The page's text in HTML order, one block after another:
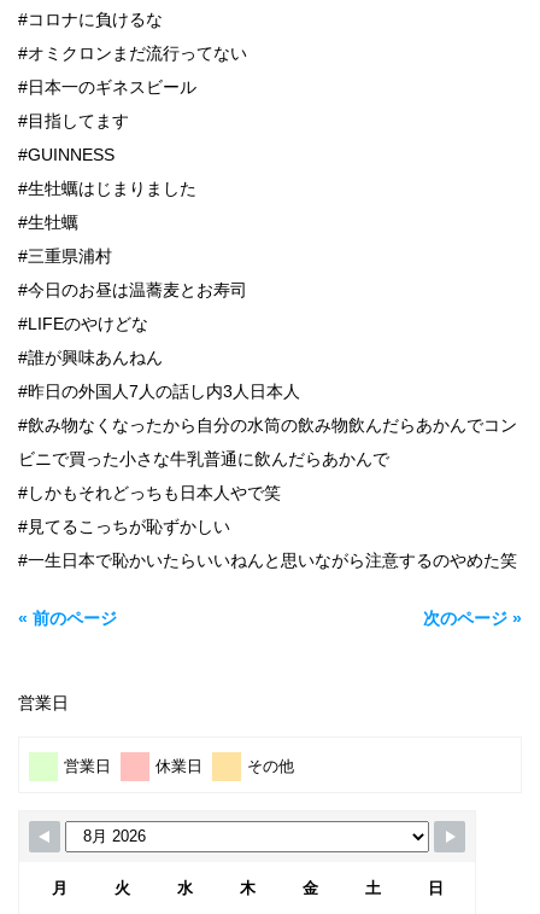
#コロナに負けるな
#オミクロンまだ流行ってない
#日本一のギネスビール
#目指してます
#GUINNESS
#生牡蠣はじまりました
#生牡蠣
#三重県浦村
#今日のお昼は温蕎麦とお寿司
#LIFEのやけどな
#誰が興味あんねん
#昨日の外国人7人の話し内3人日本人
#飲み物なくなったから自分の水筒の飲み物飲んだらあかんでコン
ビニで買った小さな牛乳普通に飲んだらあかんで
#しかもそれどっちも日本人やで笑
#見てるこっちが恥ずかしい
#一生日本で恥かいたらいいねんと思いながら注意するのやめた笑
« 前のページ 次のページ »
営業日
営業日 休業日 その他
月 火 水 木 金 土 日